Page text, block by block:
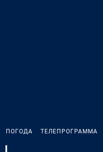
ПОГОДА ТЕЛЕПРОГРАММА